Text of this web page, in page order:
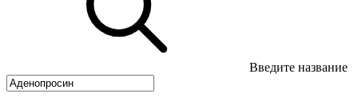
Введите название